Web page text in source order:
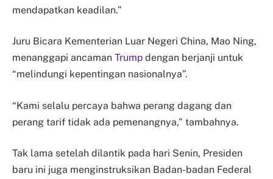
mendapatkan keadilan.”
Juru Bicara Kementerian Luar Negeri China, Mao Ning,
menanggapi ancaman Trump dengan berjanji untuk
“melindungi kepentingan nasionalnya”.
“Kami selalu percaya bahwa perang dagang dan
perang tarif tidak ada pemenangnya,” tambahnya.
Tak lama setelah dilantik pada hari Senin, Presiden
baru ini juga menginstruksikan Badan-badan Federal